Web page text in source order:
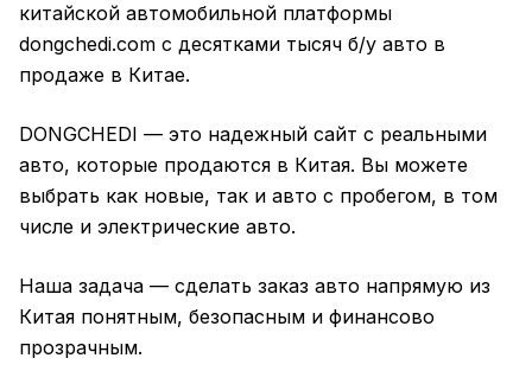
китайской автомобильной платформы
dongchedi.com c десятками тысяч б/у авто в
продаже в Китае.
DONGCHEDI — это надежный сайт c реальными
авто, которые продаются в Китая. Вы можете
выбрать как новые, так и авто с пробегом, в том
числе и электрические авто.
Наша задача — сделать заказ авто напрямую из
Китая понятным, безопасным и финансово
прозрачным.